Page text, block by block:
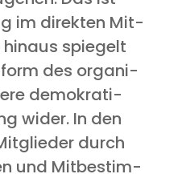
im direk­ten Mit­
spie­gelt
des orga­ni­
demo­kra­ti­
wider. In den
durch
und Mit­be­stim­